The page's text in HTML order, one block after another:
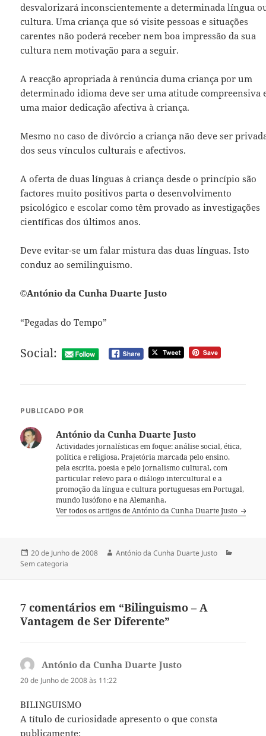
desvalorizará inconscientemente a determinada língua
cultura. Uma criança que só visite pessoas e situações
carentes não poderá receber nem boa impressão da sua
cultura nem motivação para a seguir.
A reacção apropriada à renúncia duma criança por um
determinado idioma deve ser uma atitude compreensiva
uma maior dedicação afectiva à criança.
Mesmo no caso de divórcio a criança não deve ser
dos seus vínculos culturais e afectivos.
A oferta de duas línguas à criança desde o princípio são
factores muito positivos parta o desenvolvimento
psicológico e escolar como têm provado as investigações
científicas dos últimos anos.
Deve evitar-se um falar mistura das duas línguas. Isto
conduz ao semilinguismo.
©António da Cunha Duarte Justo
“Pegadas do Tempo”
Social:
PUBLICADO POR
António da Cunha Duarte Justo
Actividades jornalísticas em foque: análise social, ética,
política e religiosa. Prajetória marcada pelo ensino,
pela escrita, poesia e pelo jornalismo cultural, com
particular relevo para o diálogo intercultural e a
promoção da língua e cultura portuguesas em Portugal,
mundo lusófono e na Alemanha.
Ver todos os artigos de António da Cunha Duarte Justo
Publicado
a
20 de Junho de 2008 Autor
António da Cunha Duarte Justo
Sem categoria
7 comentários em “Bilinguismo – A
Vantagem de Ser Diferente”
António da Cunha Duarte Justo
20 de Junho de 2008 às 11:22
BILINGUISMO
A título de curiosidade apresento o que consta
publicamente: